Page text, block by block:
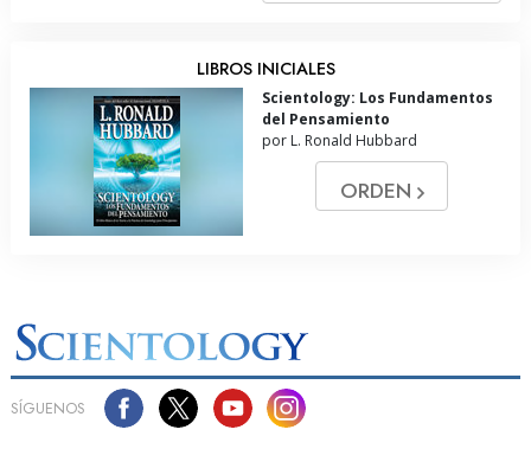
LIBROS INICIALES
Scientology: Los Fundamentos
del Pensamiento
por L. Ronald Hubbard
ORDEN
SÍGUENOS